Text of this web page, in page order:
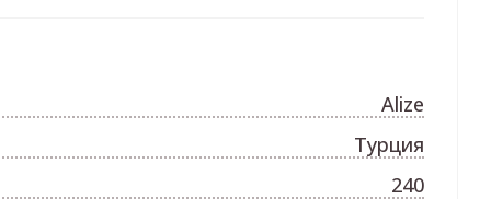
Alize
Турция
240